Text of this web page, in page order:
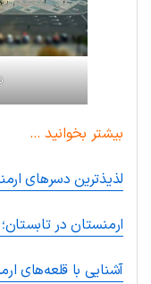
بیشتر بخوانید …
لذیذترین دسرهای
ارمنستان در
آشنایی با قلعه‌های